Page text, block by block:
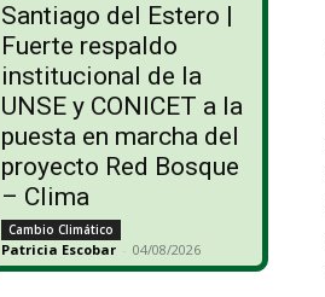
Santiago del Estero |
Fuerte respaldo
institucional de la
UNSE y CONICET a la
puesta en marcha del
proyecto Red Bosque
– Clima
Cambio Climático
Patricia Escobar - 04/08/2026